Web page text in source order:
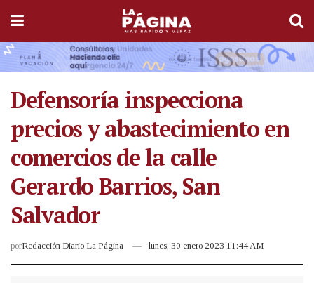
Defensoría inspecciona
precios y abastecimiento en
comercios de la calle
Gerardo Barrios, San
Salvador
porRedacción Diario La Página lunes, 30 enero 2023 11:44 AM